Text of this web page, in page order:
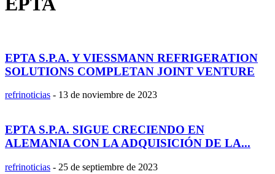
EPTA S.P.A. Y VIESSMANN REFRIGERATION
SOLUTIONS COMPLETAN JOINT VENTURE
refrinoticias - 13 de noviembre de 2023
EPTA S.P.A. SIGUE CRECIENDO EN
ALEMANIA CON LA ADQUISICIÓN DE LA...
refrinoticias - 25 de septiembre de 2023